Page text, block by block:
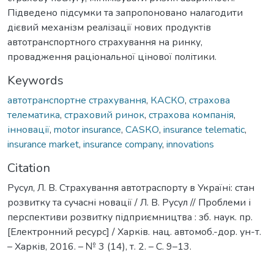
Підведено підсумки та запропоновано налагодити
дієвий механізм реалізації нових продуктів
автотранспортного страхування на ринку,
провадження раціональної цінової політики.
Keywords
автотранспортне страхування, КАСКО, страхова
телематика, страховий ринок, страхова компанія,
інновації, motor insurance, CАSКО, insurance telematic,
insurance market, insurance company, innovations
Citation
Русул, Л. В. Страхування автотраспорту в Україні: стан
розвитку та сучасні новації / Л. В. Русул // Проблеми і
перспективи розвитку підприємництва : зб. наук. пр.
[Електронний ресурс] / Харків. нац. автомоб.-дор. ун-т.
– Харків, 2016. – № 3 (14), т. 2. – С. 9–13.